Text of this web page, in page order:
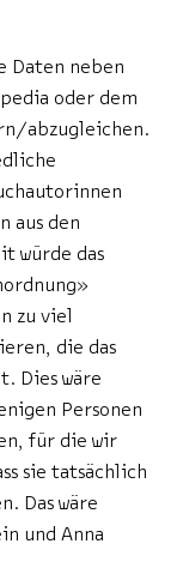
Daten neben
oder dem
abzugleichen.
aus den
würde das
zu viel
die das
Dies wäre
Personen
für die wir
sie tatsächlich
Das wäre
und Anna